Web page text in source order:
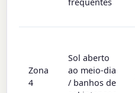
frequentes
Zona
4
Sol aberto
ao meio-dia
/ banhos de